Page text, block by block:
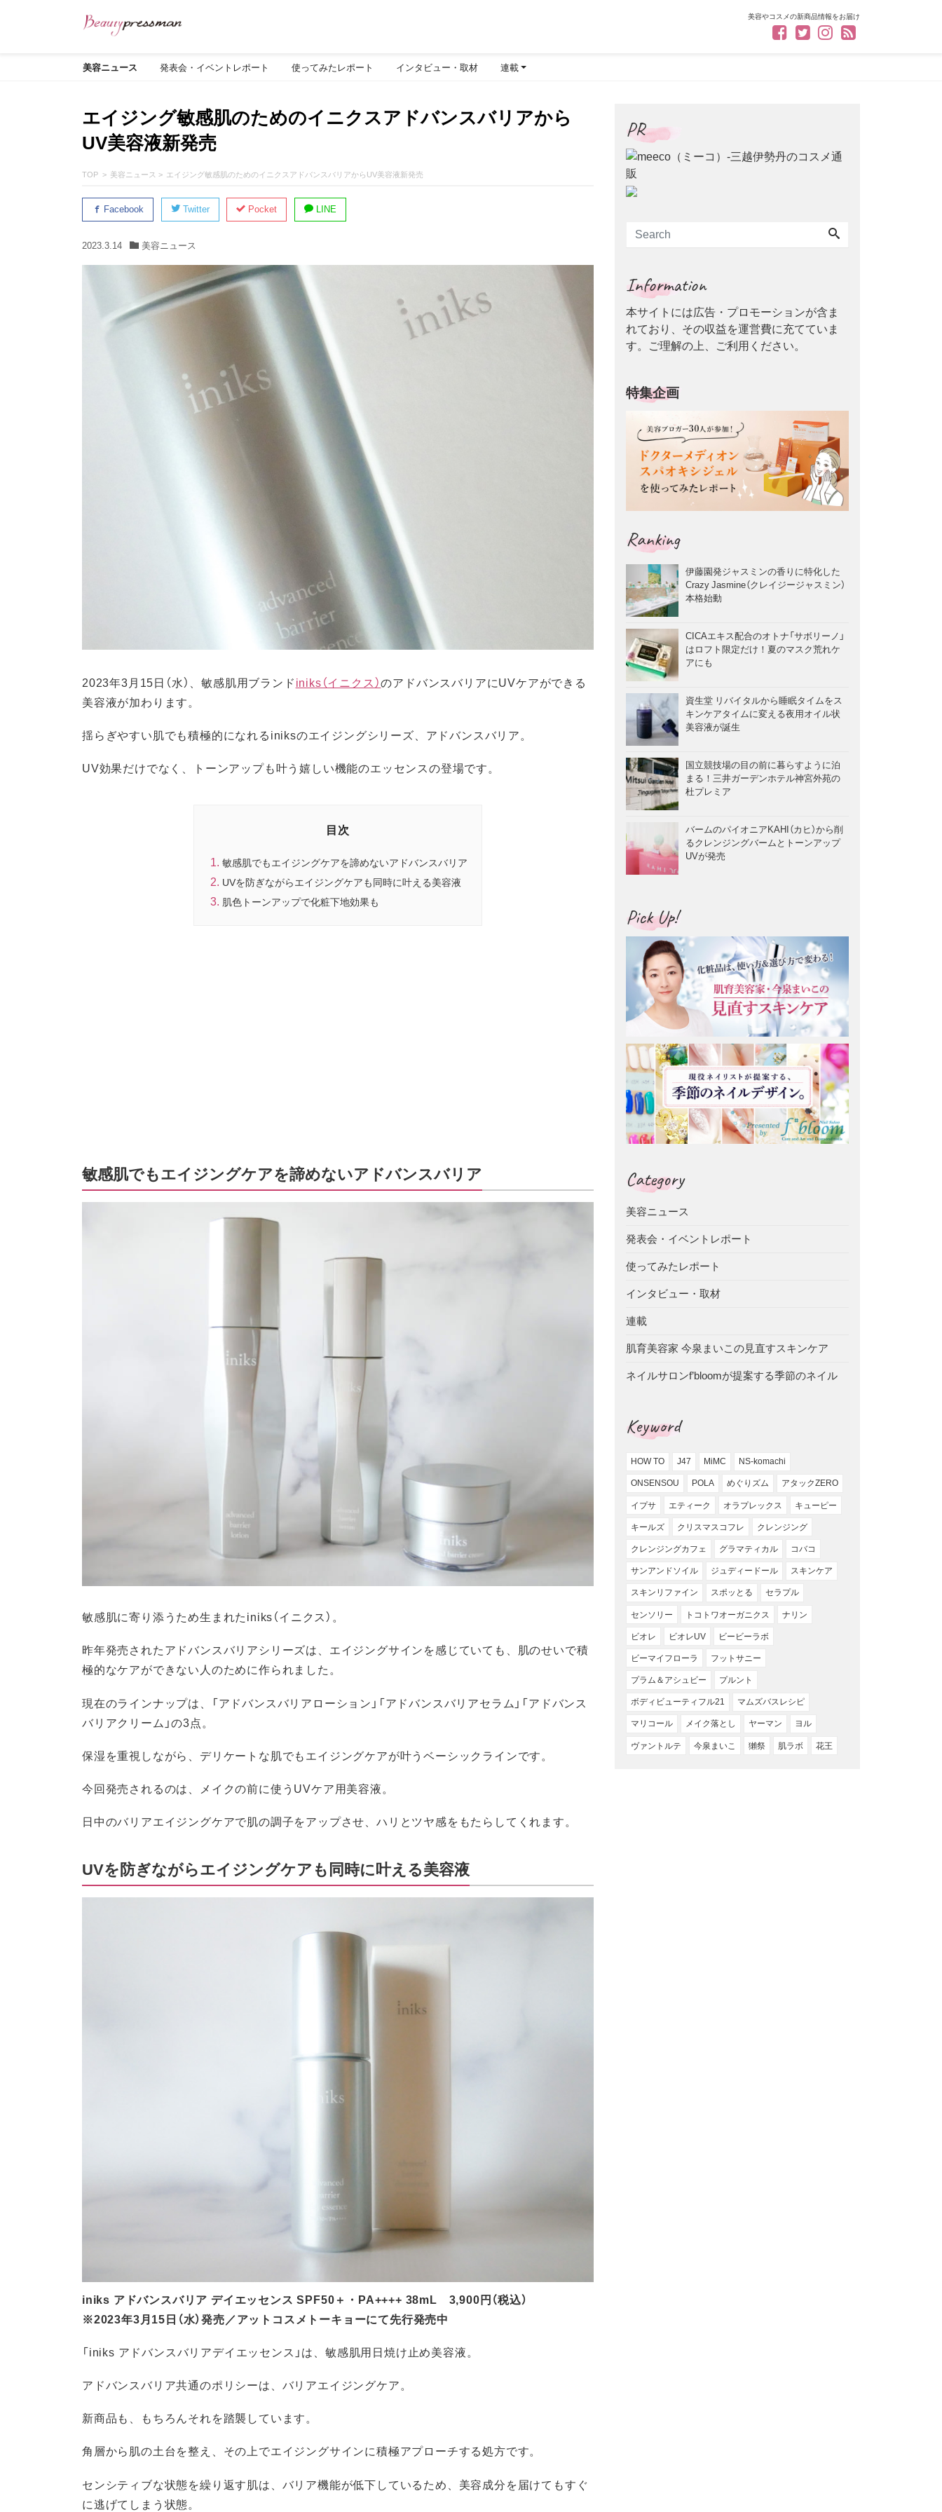
美容やコスメの新商品情報をお届け
美容ニュース 発表会・イベントレポート 使ってみたレポート インタビュー・取材 連載
エイジング敏感肌のためのイニクスアドバンスバリアから
UV美容液新発売
TOP 美容ニュース エイジング敏感肌のためのイニクスアドバンスバリアからUV美容液新発売
Facebook Twitter Pocket LINE
2023.3.14 美容ニュース
2023年3月15日（水）、敏感肌用ブランドiniks（イニクス）のアドバンスバリアにUVケアができる
美容液が加わります。
揺らぎやすい肌でも積極的になれるiniksのエイジングシリーズ、アドバンスバリア。
UV効果だけでなく、トーンアップも叶う嬉しい機能のエッセンスの登場です。
目次
敏感肌でもエイジングケアを諦めないアドバンスバリア
UVを防ぎながらエイジングケアも同時に叶える美容液
肌色トーンアップで化粧下地効果も
敏感肌でもエイジングケアを諦めないアドバンスバリア
敏感肌に寄り添うため生まれたiniks（イニクス）。
昨年発売されたアドバンスバリアシリーズは、エイジングサインを感じていても、肌のせいで積
極的なケアができない人のために作られました。
現在のラインナップは、「アドバンスバリアローション」「アドバンスバリアセラム」「アドバンス
バリアクリーム」の3点。
保湿を重視しながら、デリケートな肌でもエイジングケアが叶うベーシックラインです。
今回発売されるのは、メイクの前に使うUVケア用美容液。
日中のバリアエイジングケアで肌の調子をアップさせ、ハリとツヤ感をもたらしてくれます。
UVを防ぎながらエイジングケアも同時に叶える美容液
iniks アドバンスバリア デイエッセンス SPF50＋・PA++++ 38mL 3,900円（税込）
※2023年3月15日（水）発売／アットコスメトーキョーにて先行発売中
「iniks アドバンスバリアデイエッセンス」は、敏感肌用日焼け止め美容液。
アドバンスバリア共通のポリシーは、バリアエイジングケア。
新商品も、もちろんそれを踏襲しています。
角層から肌の土台を整え、その上でエイジングサインに積極アプローチする処方です。
センシティブな状態を繰り返す肌は、バリア機能が低下しているため、美容成分を届けてもすぐ
に逃げてしまう状態。
PR
Information
本サイトには広告・プロモーションが含ま
れており、その収益を運営費に充てていま
す。ご理解の上、ご利用ください。
特集企画
Ranking
伊藤園発ジャスミンの香りに特化した
Crazy Jasmine（クレイジージャスミン）
本格始動
CICAエキス配合のオトナ「サボリーノ」
はロフト限定だけ！夏のマスク荒れケ
アにも
資生堂 リバイタルから睡眠タイムをス
キンケアタイムに変える夜用オイル状
美容液が誕生
国立競技場の目の前に暮らすように泊
まる！三井ガーデンホテル神宮外苑の
杜プレミア
バームのパイオニアKAHI（カヒ）から削
るクレンジングバームとトーンアップ
UVが発売
Pick Up!
Category
美容ニュース
発表会・イベントレポート
使ってみたレポート
インタビュー・取材
連載
肌育美容家 今泉まいこの見直すスキンケア
ネイルサロンf’bloomが提案する季節のネイル
Keyword
HOW TO J47 MiMC NS-komachi
ONSENSOU POLA めぐりズム アタックZERO
イプサ エティーク オラプレックス キューピー
キールズ クリスマスコフレ クレンジング
クレンジングカフェ グラマティカル コバコ
サンアンドソイル ジュディードール スキンケア
スキンリファイン スポッとる セラプル
センソリー トコトワオーガニクス ナリン
ビオレ ビオレUV ビービーラボ
ビーマイフローラ フットサニー
プラム＆アシュビー プルント
ボディビューティフル21 マムズバスレシピ
マリコール メイク落とし ヤーマン ヨル
ヴァントルテ 今泉まいこ 獺祭 肌ラボ 花王